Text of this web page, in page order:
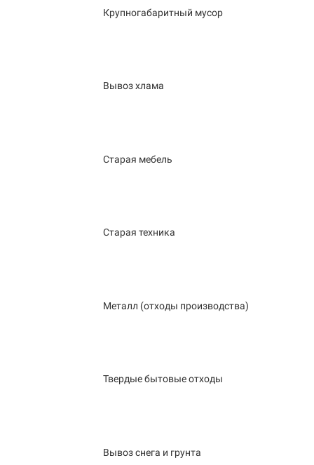
Крупногабаритный мусор
Вывоз хлама
Старая мебель
Старая техника
Металл (отходы производства)
Твердые бытовые отходы
Вывоз снега и грунта